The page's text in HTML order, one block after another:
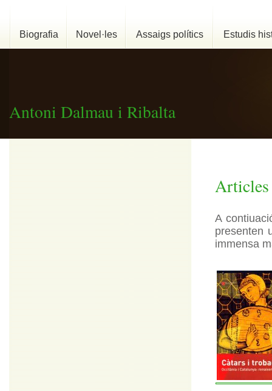
Biografia Novel·les Assaigs polítics Estudis
Antoni Dalmau i Ribalta
Articles
A
presenten
immensa